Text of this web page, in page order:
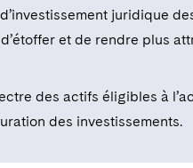
juridique
et de rendre plus
des actifs éligibles à
des investissements.